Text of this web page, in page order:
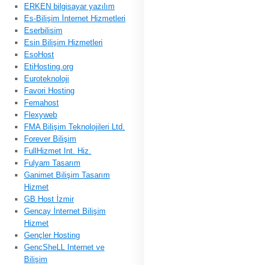
ERKEN bilgisayar yazılım
Es-Bilişim İnternet Hizmetleri
Eserbilisim
Esin Bilişim Hizmetleri
EsoHost
EtiHosting.org
Euroteknoloji
Favori Hosting
Femahost
Flexyweb
FMA Bilişim Teknolojileri Ltd.
Forever Bilişim
FullHizmet Int. Hiz.
Fulyam Tasarım
Ganimet Bilişim Tasarım
Hizmet
GB Host İzmir
Gencay İnternet Bilişim
Hizmet
Gençler Hosting
GencSheLL Internet ve
Bilişim